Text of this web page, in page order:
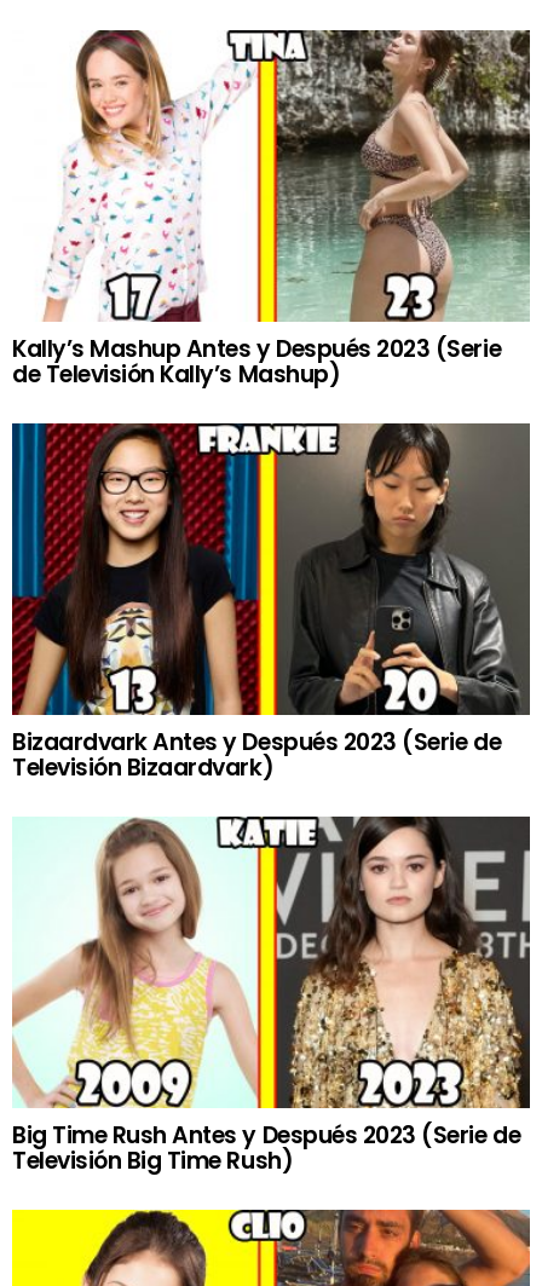
Kally’s Mashup Antes y Después 2023 (Serie
de Televisión Kally’s Mashup)
Bizaardvark Antes y Después 2023 (Serie de
Televisión Bizaardvark)
Big Time Rush Antes y Después 2023 (Serie de
Televisión Big Time Rush)